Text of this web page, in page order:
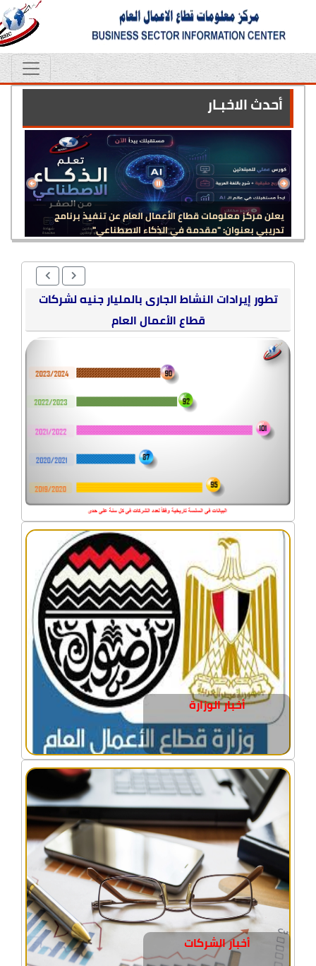
أحدث الاخبـار
يعلن مركز معلومات قطاع الأعمال العام عن تنفيذ برنامج
تدريبي بعنوان: "مقدمة في الذكاء الاصطناعي"
تطور الصادرات بالمليار جنيه لشركات قطاع الأعمال
العام
أخبار الوزارة
أخبار الشركات